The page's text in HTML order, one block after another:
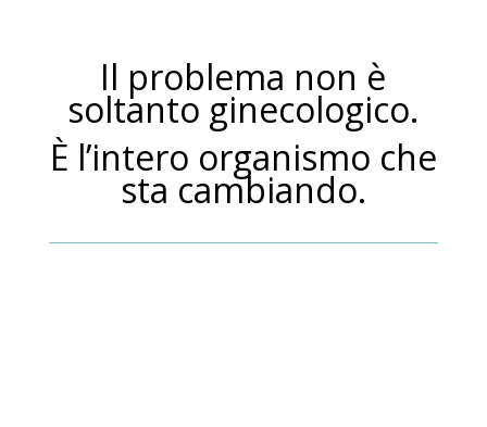
Il problema non è
soltanto ginecologico.
È l’intero organismo che
sta cambiando.